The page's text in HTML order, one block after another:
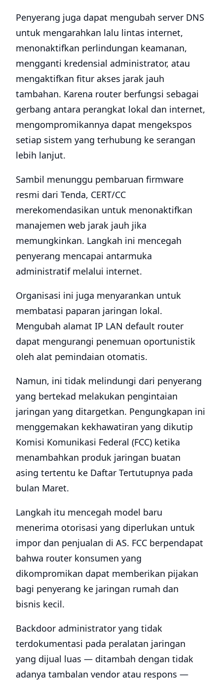
Penyerang juga dapat mengubah server DNS
untuk mengarahkan lalu lintas internet,
menonaktifkan perlindungan keamanan,
mengganti kredensial administrator, atau
mengaktifkan fitur akses jarak jauh
tambahan. Karena router berfungsi sebagai
gerbang antara perangkat lokal dan internet,
mengompromikannya dapat mengekspos
setiap sistem yang terhubung ke serangan
lebih lanjut.
Sambil menunggu pembaruan firmware
resmi dari Tenda, CERT/CC
merekomendasikan untuk menonaktifkan
manajemen web jarak jauh jika
memungkinkan. Langkah ini mencegah
penyerang mencapai antarmuka
administratif melalui internet.
Organisasi ini juga menyarankan untuk
membatasi paparan jaringan lokal.
Mengubah alamat IP LAN default router
dapat mengurangi penemuan oportunistik
oleh alat pemindaian otomatis.
Namun, ini tidak melindungi dari penyerang
yang bertekad melakukan pengintaian
jaringan yang ditargetkan. Pengungkapan ini
menggemakan kekhawatiran yang dikutip
Komisi Komunikasi Federal (FCC) ketika
menambahkan produk jaringan buatan
asing tertentu ke Daftar Tertutupnya pada
bulan Maret.
Langkah itu mencegah model baru
menerima otorisasi yang diperlukan untuk
impor dan penjualan di AS. FCC berpendapat
bahwa router konsumen yang
dikompromikan dapat memberikan pijakan
bagi penyerang ke jaringan rumah dan
bisnis kecil.
Backdoor administrator yang tidak
terdokumentasi pada peralatan jaringan
yang dijual luas — ditambah dengan tidak
adanya tambalan vendor atau respons —